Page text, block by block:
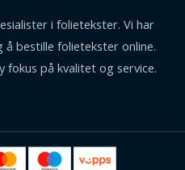
i folietekster. Vi har
bestille folietekster online.
fokus på kvalitet og service.